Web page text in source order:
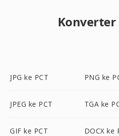
JPG ke PCT PNG ke
JPEG ke PCT TGA ke
GIF ke PCT DOCX ke